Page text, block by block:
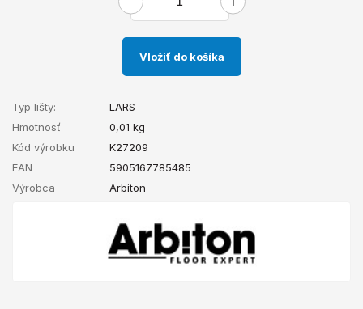
Vložiť do košíka
Typ lišty:
LARS
Hmotnosť
0,01 kg
Kód výrobku
K27209
EAN
5905167785485
Výrobca
Arbiton